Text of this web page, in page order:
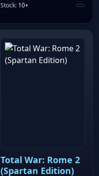
Stock: 10+
Total War: Rome 2
(Spartan Edition)